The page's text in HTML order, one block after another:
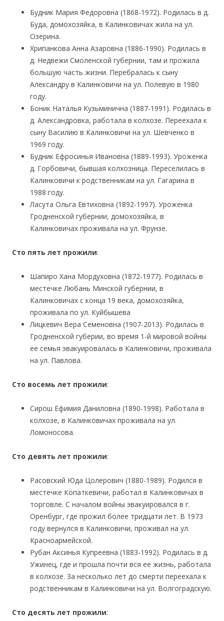
Будник Мария Федоровна (1868-1972). Родилась в д.
Буда, домохозяйка, в Калинковичах жила на ул.
Озерина.
Хрипанкова Анна Азаровна (1886-1990). Родилась в
д. Недвежи Смоленской губернии, там и прожила
большую часть жизни. Перебралась к сыну
Александру в Калинковичи на ул. Полевую в 1980
году.
Боник Наталья Кузьминична (1887-1991). Родилась в
д. Александровка, работала в колхозе. Переехала к
сыну Василию в Калинковичи на ул. Шевченко в
1969 году.
Будник Ефросинья Ивановна (1889-1993). Уроженка
д. Горбовичи, бывшая колхозница. Переселилась в
Калинковичи к родственникам на ул. Гагарина в
1988 году.
Ласута Ольга Евтиховна (1892-1997). Уроженка
Гродненской губернии, домохозяйка, в
Калинковичах проживала на ул. Фрунзе.
Сто пять лет прожили:
Шапиро Хана Мордуховна (1872-1977). Родилась в
местечке Любань Минской губернии, в
Калинковичах с конца 19 века, домохозяйка,
проживала по ул. Куйбышева
Лицкевич Вера Семеновна (1907-2013). Родилась в
Гродненской губерии, во время 1-й мировой войны
ее семья эвакуировалась в Калинковичи, проживала
на ул. Павлова.
Сто восемь лет прожили:
Сирош Ефимия Даниловна (1890-1998). Работала в
колхозе, в Калинковичах проживала на ул.
Ломоносова.
Сто девять лет прожили:
Расовский Юда Цолерович (1880-1989). Родился в
местечке Копаткевичи, работал в Калинковичах в
торговле. С началом войны эвакуировался в г.
Оренбург, где прожил более тридцати лет. В 1973
году вернулся в Калинковичи, проживал на ул.
Красноармейской.
Рубан Аксинья Купреевна (1883-1992). Родилась в д.
Ужинец, где и прошла почти вся ее жизнь, работала
в колхозе. За несколько лет до смерти переехала к
родственникам в Калинковичи на ул. Волгоградскую.
Сто десять лет прожили: